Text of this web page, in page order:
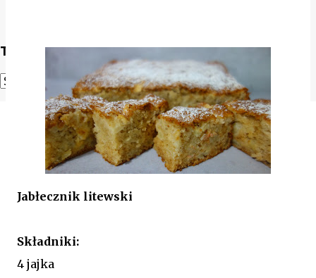
Translate
Powered by Translate
Jabłecznik litewski
Składniki:
4 jajka